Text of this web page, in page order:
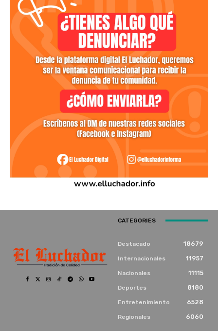
CATEGORIES
Destacado 18679
Internacionales 11957
Nacionales 11115
Deportes 8180
Entretenimiento 6528
Regionales 6060